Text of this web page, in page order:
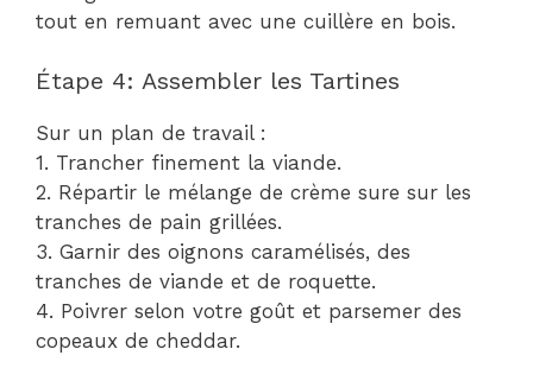
tout en remuant avec une cuillère en bois.
Étape 4: Assembler les Tartines
Sur un plan de travail :
1. Trancher finement la viande.
2. Répartir le mélange de crème sure sur les
tranches de pain grillées.
3. Garnir des oignons caramélisés, des
tranches de viande et de roquette.
4. Poivrer selon votre goût et parsemer des
copeaux de cheddar.